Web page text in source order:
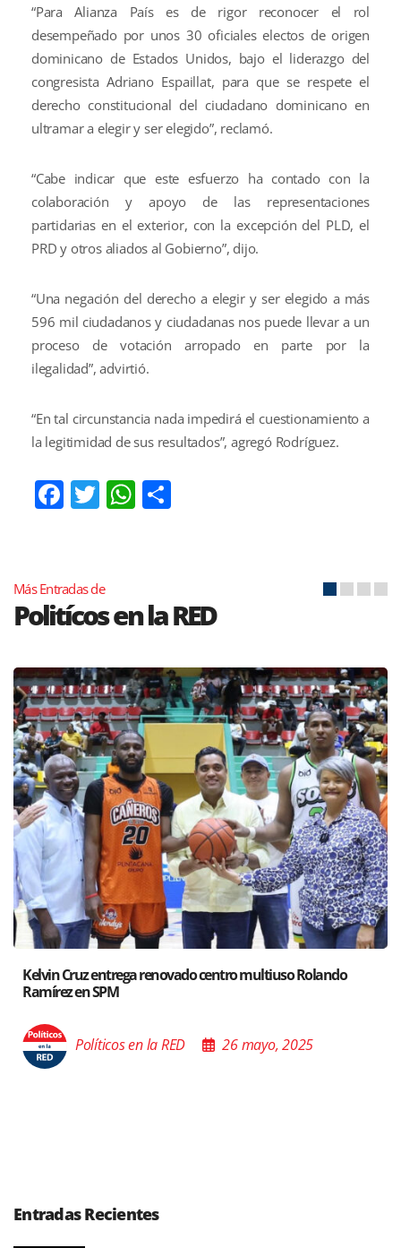
“Para Alianza País es de rigor reconocer el rol
desempeñado por unos 30 oficiales electos de origen
dominicano de Estados Unidos, bajo el liderazgo del
congresista Adriano Espaillat, para que se respete el
derecho constitucional del ciudadano dominicano en
ultramar a elegir y ser elegido”, reclamó.
“Cabe indicar que este esfuerzo ha contado con la
colaboración y apoyo de las representaciones
partidarias en el exterior, con la excepción del PLD, el
PRD y otros aliados al Gobierno”, dijo.
“Una negación del derecho a elegir y ser elegido a más
596 mil ciudadanos y ciudadanas nos puede llevar a un
proceso de votación arropado en parte por la
ilegalidad”, advirtió.
“En tal circunstancia nada impedirá el cuestionamiento a
la legitimidad de sus resultados”, agregó Rodríguez.
Facebook
TwitterWhatsApp
Más Entradas de
Politícos en la RED
Santiago acoge exposición del Ministro de Cultura sobre “El
Poder de las Buenas Palabras”
Políticos en la RED 26 mayo, 2025
Entradas Recientes